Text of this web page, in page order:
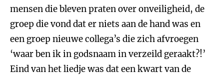
mensen die bleven praten over onveiligheid, de
groep die vond dat er niets aan de hand was en
een groep nieuwe collega’s die zich afvroegen
‘waar ben ik in godsnaam in verzeild geraakt?!’
Eind van het liedje was dat een kwart van de